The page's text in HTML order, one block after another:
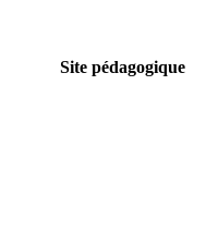
Site pédagogique